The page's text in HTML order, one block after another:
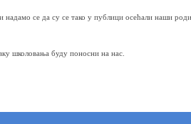
се да су се тако у публици осећали наши
школовања буду поносни на нас.